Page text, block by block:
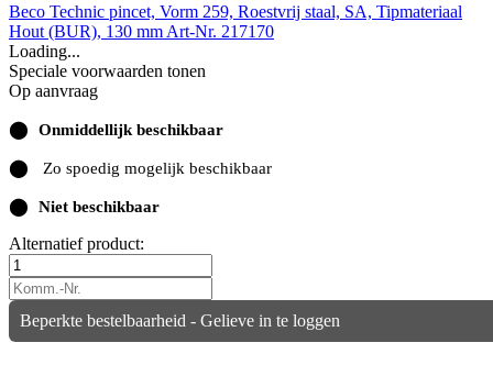
Beco Technic pincet, Vorm 259, Roestvrij staal, SA, Tipmateriaal
Hout (BUR), 130 mm Art-Nr. 217170
Loading...
Speciale voorwaarden tonen
Op aanvraag
⬤ Onmiddellijk beschikbaar
⬤ Zo spoedig mogelijk beschikbaar
⬤ Niet beschikbaar
Alternatief product:
Beperkte bestelbaarheid - Gelieve in te loggen